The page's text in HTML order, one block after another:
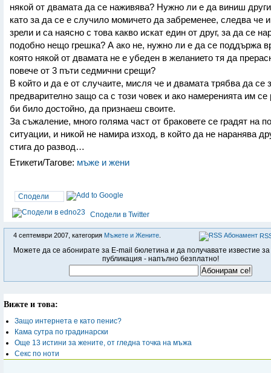
някой от двамата да се наживява? Нужно ли е да виниш
като за да се е случило момичето да забременее, следва че
зрели и са наясно с това какво искат един от друг, за да се
подобно нещо грешка? А ако не, нужно ли е да се поддържа
която някой от двамата не е убеден в желанието тя да
повече от 3 пъти седмични срещи?
В който и да е от случаите, мисля че и двамата трябва да се
предварително защо са с този човек и ако намеренията им се
би било достойно, да признаеш своите.
За съжаление, много голяма част от браковете се градят на
ситуации, и никой не намира изход, в който да не наранява
стига до развод…
Етикети/Тагове: мъже и жени
Сподели
Сподели в Twitter
4 септември 2007, категория Мъжете и Жените
Можете да се абонирате за E-mail бюлетина и да получавате известие за
публикация - напълно безплатно!
Вижте и това:
Защо интернета е като пенис?
Кама сутра по градинарски
Още 13 истини за жените, от гледна точка на мъжа
Секс по ноти